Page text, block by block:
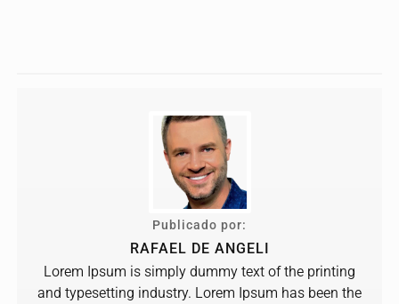
Publicado por:
RAFAEL DE ANGELI
Lorem Ipsum is simply dummy text of the printing
and typesetting industry. Lorem Ipsum has been the